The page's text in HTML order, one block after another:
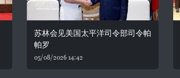
苏林会见美国太平洋司令部司令帕
帕罗
05/08/2026 14:42